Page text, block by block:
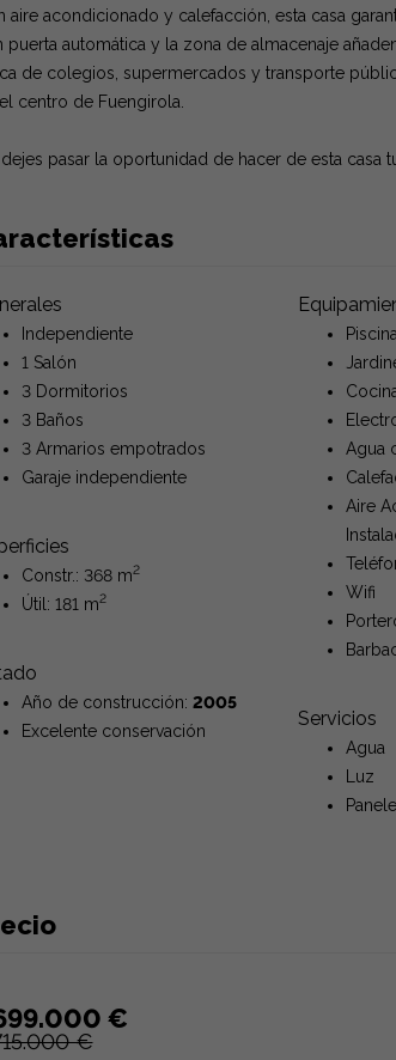
aire acondicionado y calefacción, esta casa
puerta automática y la zona de almacenaje
de colegios, supermercados y transporte
centro de Fuengirola.
pasar la oportunidad de hacer de esta casa
Independiente
1 Salón
3 Dormitorios
3 Baños
3 Armarios empotrados
Garaje independiente
Constr.: 368 m2
Útil: 181 m2
Año de construcción: 2005
Excelente conservación
Piscina
Agua
Aire
Wifi
Servicios
Agua
Luz
€
€